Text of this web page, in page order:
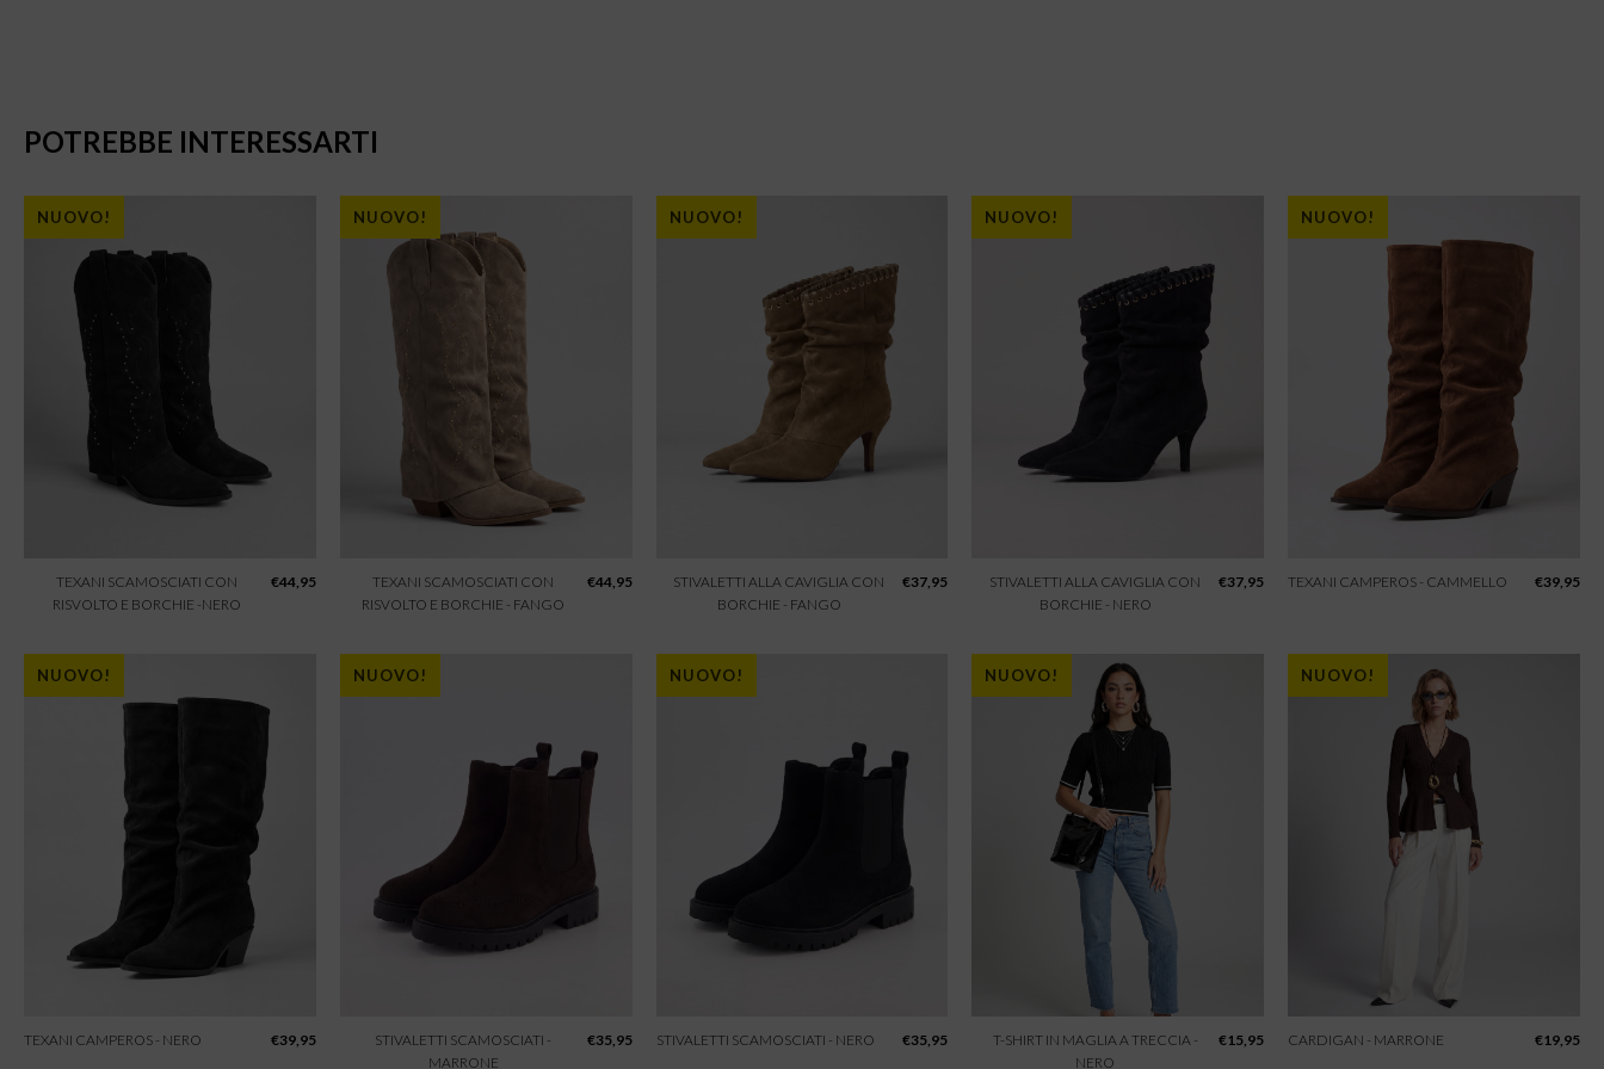
POTREBBE INTERESSARTI
NUOVO!
TEXANI SCAMOSCIATI CON
RISVOLTO E BORCHIE -NERO
€44,95
NUOVO!
TEXANI SCAMOSCIATI CON
RISVOLTO E BORCHIE - FANGO
€44,95
NUOVO!
STIVALETTI ALLA CAVIGLIA CON
BORCHIE - FANGO
€37,95
NUOVO!
STIVALETTI ALLA CAVIGLIA CON
BORCHIE - NERO
€37,95
NUOVO!
TEXANI CAMPEROS - CAMMELLO €39,95
NUOVO!
TEXANI CAMPEROS - NERO €39,95
NUOVO!
STIVALETTI SCAMOSCIATI -
MARRONE
€35,95
NUOVO!
STIVALETTI SCAMOSCIATI - NERO €35,95
NUOVO!
T-SHIRT IN MAGLIA A TRECCIA -
NERO
€15,95
NUOVO!
CARDIGAN - MARRONE €19,95